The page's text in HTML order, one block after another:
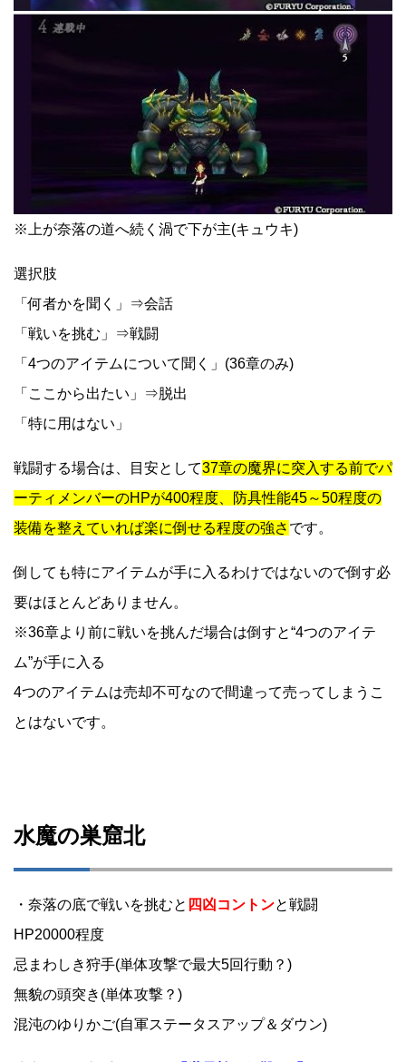
※上が奈落の道へ続く渦で下が主(キュウキ)
選択肢
「何者かを聞く」⇒会話
「戦いを挑む」⇒戦闘
「4つのアイテムについて聞く」(36章のみ)
「ここから出たい」⇒脱出
「特に用はない」
戦闘する場合は、目安として37章の魔界に突入する前でパ
ーティメンバーのHPが400程度、防具性能45～50程度の
装備を整えていれば楽に倒せる程度の強さ です。
倒しても特にアイテムが手に入るわけではないので倒す必
要はほとんどありません。
※36章より前に戦いを挑んだ場合は倒すと“4つのアイテ
ム”が手に入る
4つのアイテムは売却不可なので間違って売ってしまうこ
とはないです。
水魔の巣窟北
・奈落の底で戦いを挑むと 四凶コントンと戦闘
HP20000程度
忌まわしき狩手(単体攻撃で最大5回行動？)
無貌の頭突き(単体攻撃？)
混沌のゆりかご(自軍ステータスアップ＆ダウン)